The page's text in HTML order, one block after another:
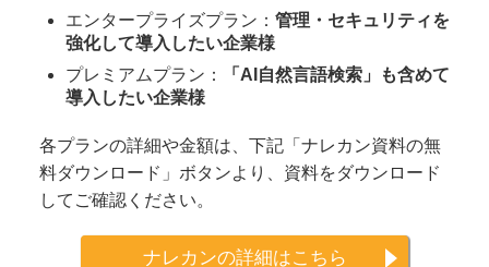
エンタープライズプラン： 管理・セキュリティを
強化して導入したい企業様
プレミアムプラン：
「AI自然言語検索」も含めて
導入したい企業様
各プランの詳細や金額は、下記「ナレカン資料の無
料ダウンロード」ボタンより、資料をダウンロード
してご確認ください。
ナレカンの詳細はこちら